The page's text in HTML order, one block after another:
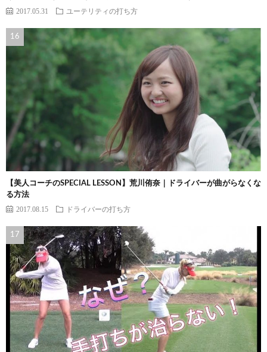
2017.05.31 ユーテリティの打ち方
【美人コーチのSPECIAL LESSON】荒川侑奈｜ドライバーが曲がらなくな
る方法
2017.08.15 ドライバーの打ち方